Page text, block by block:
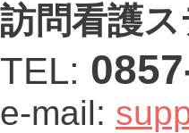
訪問看護
TEL:
e-mail: